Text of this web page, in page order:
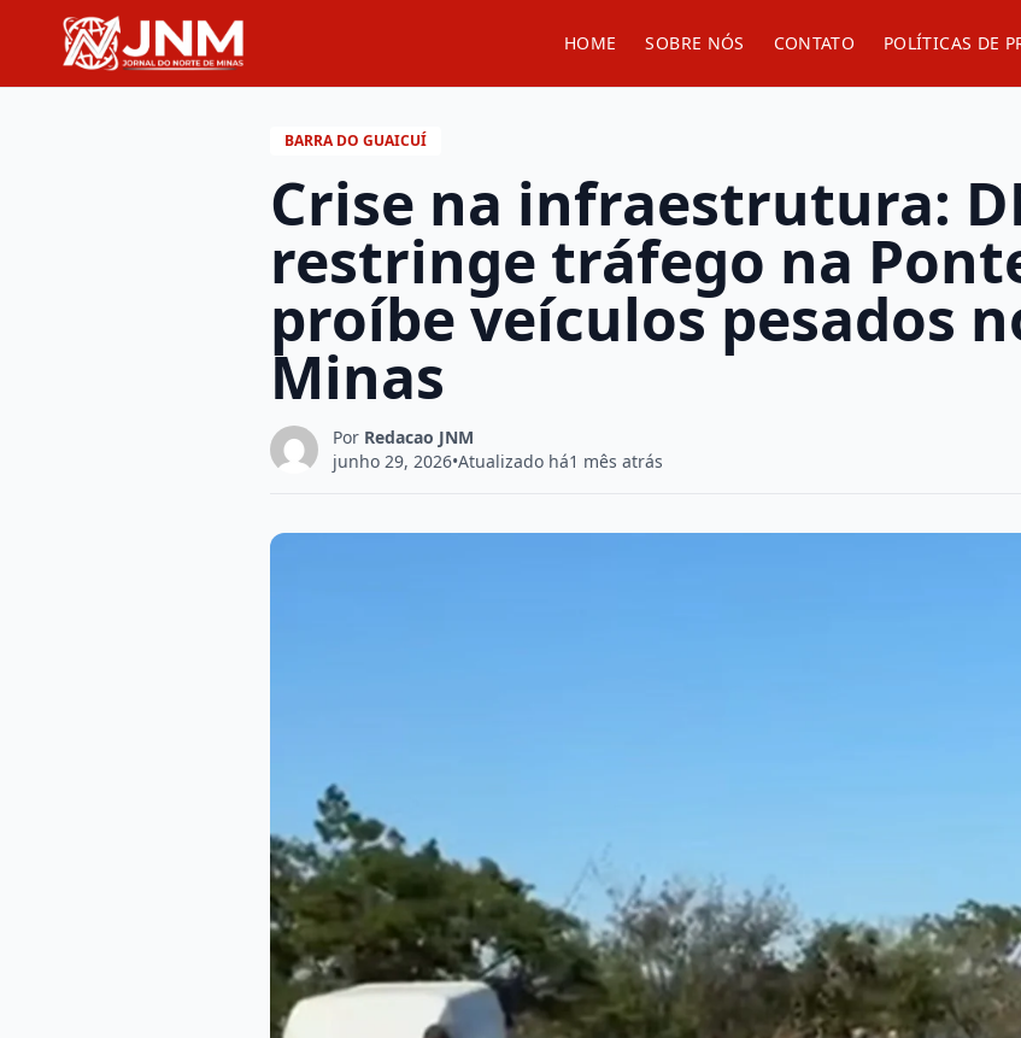
HOME SOBRE NÓS CONTATO POLÍTICAS DE
BARRA DO GUAICUÍ
Crise na infraestrutura:
restringe tráfego na
proíbe veículos pesados
Minas
Por Redacao JNM
junho 29, 2026•Atualizado há1 mês atrás